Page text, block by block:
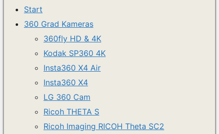
Start
360 Grad Kameras
360fly HD & 4K
Kodak SP360 4K
Insta360 X4 Air
Insta360 X4
LG 360 Cam
Ricoh THETA S
Ricoh Imaging RICOH Theta SC2